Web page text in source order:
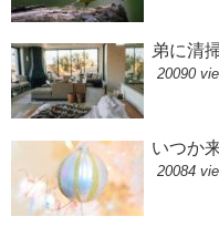
弟に清
20090
いつか
20084